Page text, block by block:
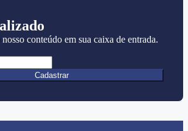
conteúdo em sua caixa de entrada.
Cadastrar